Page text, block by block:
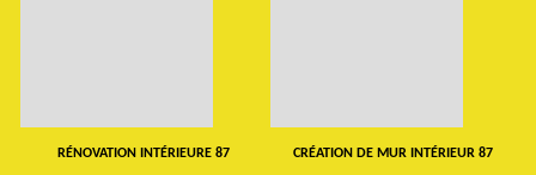
RÉNOVATION INTÉRIEURE 87 CRÉATION DE MUR INTÉRIEUR 87